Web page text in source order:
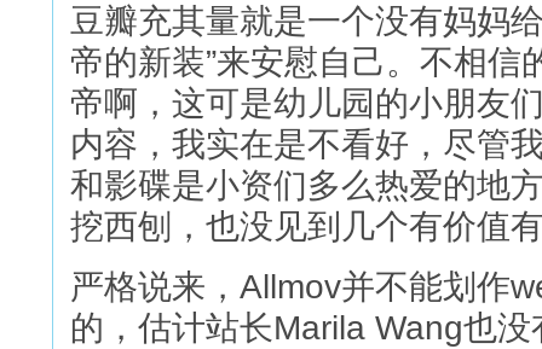
豆瓣充其量就是一个没有妈妈
帝的新装”来安慰自己。不相
帝啊，这可是幼儿园的小朋友
内容，我实在是不看好，尽管
和影碟是小资们多么热爱的地
挖西刨，也没见到几个有价值
严格说来，Allmov并不能划作
的，估计站长Marila Wang也